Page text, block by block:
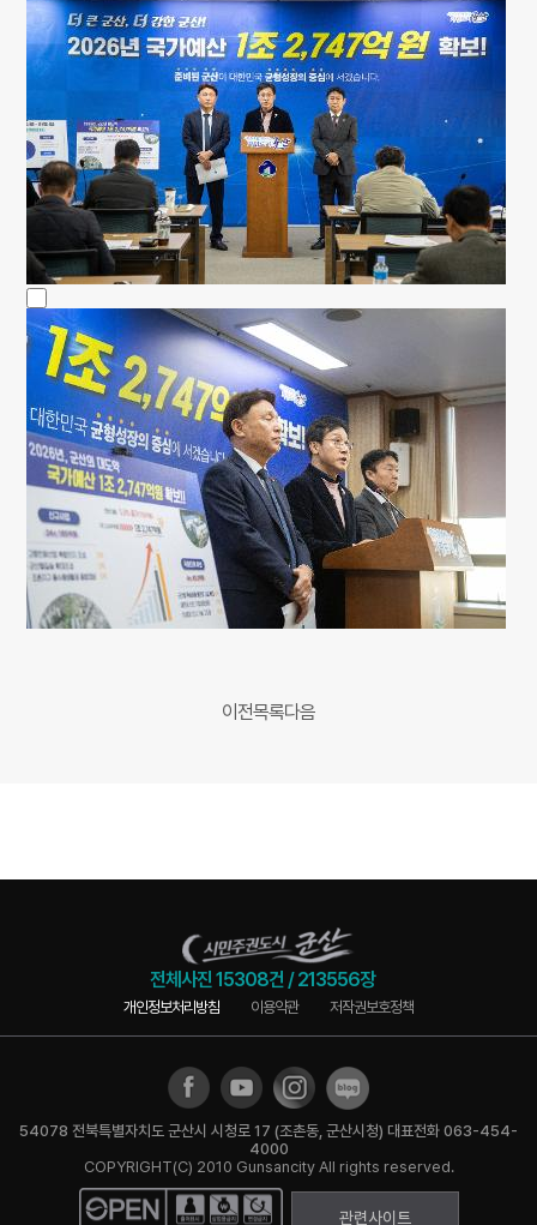
이전목록다음
전체사진15308건 /213556장
개인정보처리방침 이용약관 저작권보호정책
54078 전북특별자치도 군산시 시청로 17 (조촌동, 군산시청) 대표전화 063-454-
4000
COPYRIGHT(C) 2010 Gunsancity All rights reserved.
관련사이트